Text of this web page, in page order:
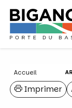
Accueil
Imprimer